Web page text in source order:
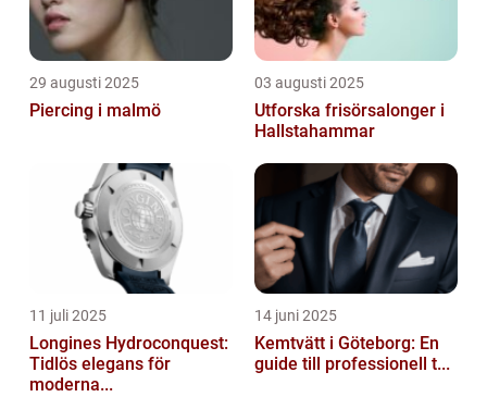
29 augusti 2025
Piercing i malmö
03 augusti 2025
Utforska frisörsalonger i
Hallstahammar
11 juli 2025
Longines Hydroconquest:
Tidlös elegans för
moderna...
14 juni 2025
Kemtvätt i Göteborg: En
guide till professionell t...